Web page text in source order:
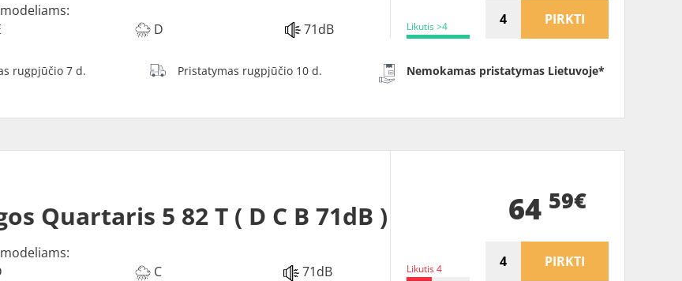
D 71dB Likutis >4 PIRKTI
rugpjūčio 7 d. Pristatymas rugpjūčio 10 d. Nemokamas pristatymas Lietuvoje*
Quartaris 5 82 T ( D C B 71dB )
C 71dB Likutis 4
64 59€
PIRKTI